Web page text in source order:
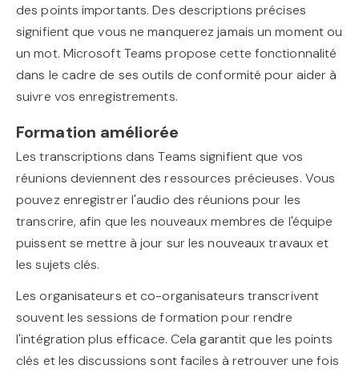
des points importants. Des descriptions précises
signifient que vous ne manquerez jamais un moment ou
un mot. Microsoft Teams propose cette fonctionnalité
dans le cadre de ses outils de conformité pour aider à
suivre vos enregistrements.
Formation améliorée
Les transcriptions dans Teams signifient que vos
réunions deviennent des ressources précieuses. Vous
pouvez enregistrer l'audio des réunions pour les
transcrire, afin que les nouveaux membres de l'équipe
puissent se mettre à jour sur les nouveaux travaux et
les sujets clés.
Les organisateurs et co-organisateurs transcrivent
souvent les sessions de formation pour rendre
l'intégration plus efficace. Cela garantit que les points
clés et les discussions sont faciles à retrouver une fois